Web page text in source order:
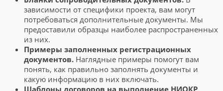
зависимости от специфики проекта, вам могут
потребоваться дополнительные документы. Мы
предоставили образцы наиболее распространенных
из них.
Примеры заполненных регистрационных
документов. Наглядные примеры помогут вам
понять, как правильно заполнять документы и
какую информацию в них включать.
Шаблоны договоров на выполнение НИОКР